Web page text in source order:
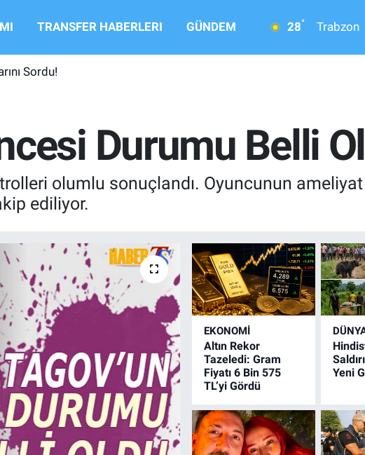
TRANSFER HABERLERI GÜNDEM 28° Trabzon
Sordu!
Durumu Belli
olumlu sonuçlandı. Oyuncunun ameliyat
ediliyor.
EKONOMİ
Altın Rekor
Tazeledi: Gram
Fiyatı 6 Bin 575
TL’yi Gördü
Yeni